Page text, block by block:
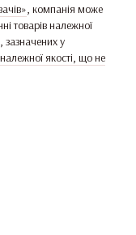
, компанія може
товарів належної
зазначених у
якості, що не